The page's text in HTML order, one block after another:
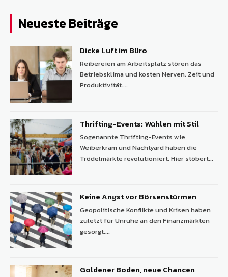
Neueste Beiträge
Dicke Luft im Büro
Reibereien am Arbeitsplatz stören das
Betriebsklima und kosten Nerven, Zeit und
Produktivität....
Thrifting-Events: Wühlen mit Stil
Sogenannte Thrifting-Events wie
Weiberkram und Nachtyard haben die
Trödelmärkte revolutioniert. Hier stöbert...
Keine Angst vor Börsenstürmen
Geopolitische Konflikte und Krisen haben
zuletzt für Unruhe an den Finanzmärkten
gesorgt....
Goldener Boden, neue Chancen